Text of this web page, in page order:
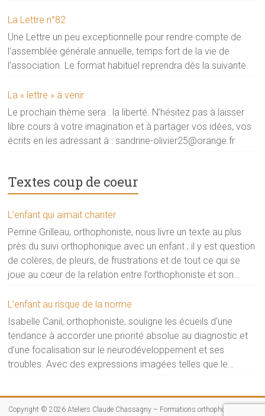
demande des modifications si besoin en tenant compte
des souhaits des auteurs.Comité de La lettre : Isabelle Canil,
Véronique de Larturière, Sophie Lillette, Emmanuelle
Machebeuf, Sandrine Olivier et Véronique
sandrine-olivier25@orange.fr
La Lettre n°82
Une Lettre un peu exceptionnelle pour rendre compte de
l’assemblée générale annuelle, temps fort de la vie de
l’association. Le format habituel reprendra dès la suivante.
La « lettre » à venir
Le prochain thème sera : la liberté. N’hésitez pas à laisser
libre cours à votre imagination et à partager vos idées, vos
écrits en les adressant à : sandrine-olivier25@orange.fr
Textes coup de coeur
L’enfant qui aimait chanter
Perrine Grilleau, orthophoniste, nous livre un texte au plus
près du suivi orthophonique avec un enfant ; il y est question
de colères, de pleurs, de frustrations et de tout ce qui se
joue au cœur de la relation entre l’orthophoniste et son
et les progrès du patient. Elle nous dit aussi combien la PRL
(Pédagogie Relationnelle du Langage) l’a aidée à se
positionner et à affiner sa conception et sa pratique du jeu
en orthophonie. Lire le texte Télécharger le texte (PDF)
Visiter la rubrique Ecrits théorico-cliniques Découvrir la PRL
L’enfant au risque de la norme
Isabelle Canil, orthophoniste, souligne les écueils d’une
tendance à accorder une priorité absolue au diagnostic et
d’une focalisation sur le neurodéveloppement et ses
troubles. Avec des expressions imagées telles que le
protocole scientifique, elle argumente sa conception du
Copyright © 2026 Ateliers Claude Chassagny – Formations orthophonistes